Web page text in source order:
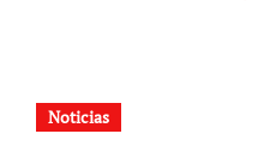
Noticias